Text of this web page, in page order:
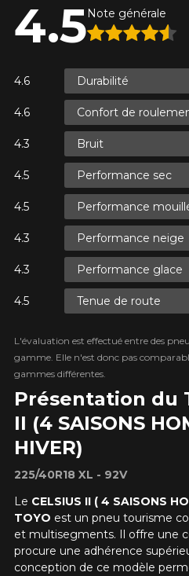
Présentation du
II (4 SAISONS
HIVER)
225/40R18 XL - 92V
Le CELSIUS II ( 4 SAISONS
TOYO est un pneu tourisme
et multisegments. Il offre une
procure une adhérence
conception de ce modèle
4.5Note générale
Durabilité
Confort de
Bruit
Performance sec
Performance
Performance neige
Performance glace
Tenue de route
L'évaluation est effectué entre des
gamme. Elle n'est donc pas
gammes différentes.